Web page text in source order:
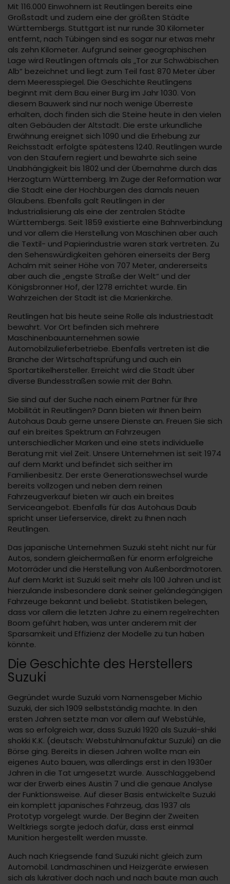
Mit 116.000 Einwohnern ist Reutlingen bereits eine
Großstadt und zudem eine der größten Städte
Württembergs. Stuttgart ist nur runde 30 Kilometer
entfernt, nach Tübingen sind es sogar nur etwas mehr
als zehn Kilometer. Aufgrund seiner geographischen
Lage wird Reutlingen oftmals als „Tor zur Schwäbischen
Alb“ bezeichnet und liegt zum Teil fast 870 Meter über
dem Meeresspiegel. Die Geschichte Reutlingens
beginnt mit dem Bau einer Burg im Jahr 1030. Von
diesem Bauwerk sind nur noch wenige Überreste
erhalten, doch finden sich die Steine heute in den vielen
alten Gebäuden der Altstadt. Die erste urkundliche
Erwähnung ereignet sich 1090 und die Erhebung zur
Reichsstadt erfolgte spätestens 1240. Reutlingen wurde
von den Staufern regiert und bewahrte sich seine
Unabhängigkeit bis 1802 und der Übernahme durch das
Herzogtum Württemberg. Im Zuge der Reformation war
die Stadt eine der Hochburgen des damals neuen
Glaubens. Ebenfalls galt Reutlingen in der
Industrialisierung als eine der zentralen Städte
Württembergs. Seit 1859 existierte eine Bahnverbindung
und vor allem die Herstellung von Maschinen aber auch
die Textil- und Papierindustrie waren stark vertreten. Zu
den Sehenswürdigkeiten gehören einerseits der Berg
Achalm mit seiner Höhe von 707 Meter, andererseits
aber auch die „engste Straße der Welt“ und der
Königsbronner Hof, der 1278 errichtet wurde. Ein
Wahrzeichen der Stadt ist die Marienkirche.
Reutlingen hat bis heute seine Rolle als Industriestadt
bewahrt. Vor Ort befinden sich mehrere
Maschinenbauunternehmen sowie
Automobilzulieferbetriebe. Ebenfalls vertreten ist die
Branche der Wirtschaftsprüfung und auch ein
Sportartikelhersteller. Erreicht wird die Stadt über
diverse Bundesstraßen sowie mit der Bahn.
Sie sind auf der Suche nach einem Partner für Ihre
Mobilität in Reutlingen? Dann bieten wir Ihnen beim
Autohaus Daub gerne unsere Dienste an. Freuen Sie sich
auf ein breites Spektrum an Fahrzeugen
unterschiedlicher Marken und eine stets individuelle
Beratung mit viel Zeit. Unsere Unternehmen ist seit 1974
auf dem Markt und befindet sich seither im
Familienbesitz. Der erste Generationswechsel wurde
bereits vollzogen und neben dem reinen
Fahrzeugverkauf bieten wir auch ein breites
Serviceangebot. Ebenfalls für das Autohaus Daub
spricht unser Lieferservice, direkt zu Ihnen nach
Reutlingen.
Das japanische Unternehmen Suzuki steht nicht nur für
Autos, sondern gleichermaßen für enorm erfolgreiche
Motorräder und die Herstellung von Außenbordmotoren.
Auf dem Markt ist Suzuki seit mehr als 100 Jahren und ist
hierzulande insbesondere dank seiner geländegängigen
Fahrzeuge bekannt und beliebt. Statistiken belegen,
dass vor allem die letzten Jahre zu einem regelrechten
Boom geführt haben, was unter anderem mit der
Sparsamkeit und Effizienz der Modelle zu tun haben
könnte.
Die Geschichte des Herstellers
Suzuki
Gegründet wurde Suzuki vom Namensgeber Michio
Suzuki, der sich 1909 selbstständig machte. In den
ersten Jahren setzte man vor allem auf Webstühle,
was so erfolgreich war, dass Suzuki 1920 als Suzuki-shiki
shokki K.K. (deutsch: Webstuhlmanufaktur Suzuki) an die
Börse ging. Bereits in diesen Jahren wollte man ein
eigenes Auto bauen, was allerdings erst in den 1930er
Jahren in die Tat umgesetzt wurde. Ausschlaggebend
war der Erwerb eines Austin 7 und die genaue Analyse
der Funktionsweise. Auf dieser Basis entwickelte Suzuki
ein komplett japanisches Fahrzeug, das 1937 als
Prototyp vorgelegt wurde. Der Beginn der Zweiten
Weltkriegs sorgte jedoch dafür, dass erst einmal
Munition hergestellt werden musste.
Auch nach Kriegsende fand Suzuki nicht gleich zum
Automobil. Landmaschinen und Heizgeräte erwiesen
sich als lukrativer doch nach und nach baute man auch